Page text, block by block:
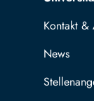
Kontakt &
News